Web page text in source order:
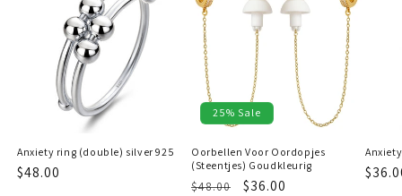
Anxiety ring (double) silver 925
Regular
$48.00
25% Sale
Oorbellen Voor Oordopjes
(Steentjes) Goudkleurig
Regular
$48.00
Sale
$36.00